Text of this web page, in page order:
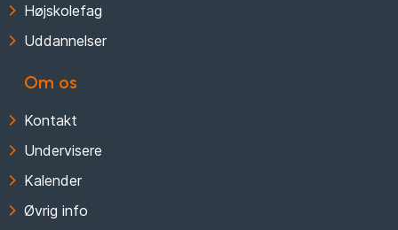
Højskolefag
Uddannelser
Om os
Kontakt
Undervisere
Kalender
Øvrig info